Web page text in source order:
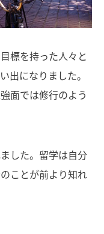
標を持った人々と
出になりました。
面では修行のよう
した。留学は自分
ことが前より知れ